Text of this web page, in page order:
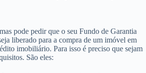
pode pedir que o seu Fundo de Garantia
liberado para a compra de um imóvel em
imobiliário. Para isso é preciso que sejam
São eles: